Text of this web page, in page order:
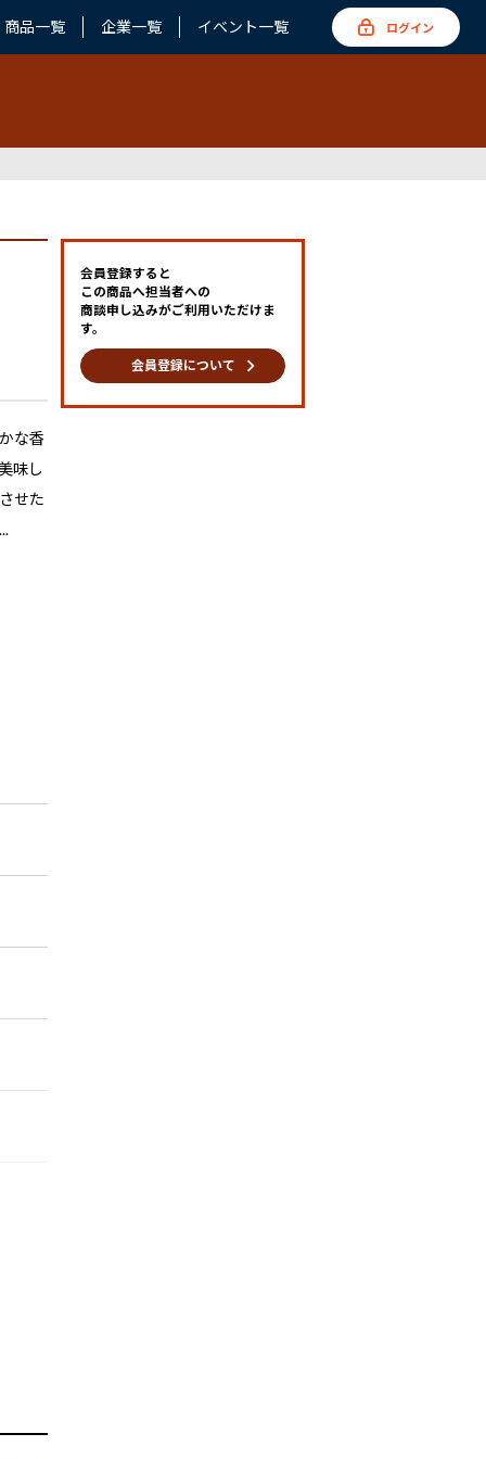
商品一覧 企業一覧 イベント一覧 ログイン
な香
味し
せた
会員登録すると
この商品へ担当者への
商談申し込みがご利用いただけま
す。
会員登録について keyboard_arrow_right